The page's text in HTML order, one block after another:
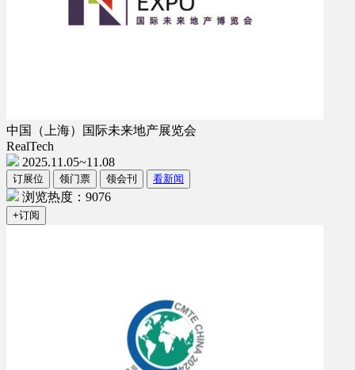
中国（上海）国际未来地产展览会
RealTech
2025.11.05~11.08
订展位 领门票 领会刊 看新闻
浏览热度：9076
+订阅